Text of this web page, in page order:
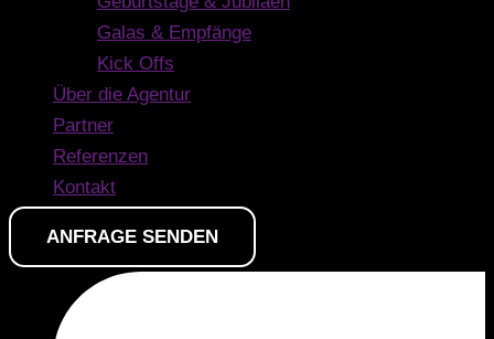
Galas & Empfänge
Kick Offs
Über die Agentur
Partner
Referenzen
Kontakt
ANFRAGE SENDEN